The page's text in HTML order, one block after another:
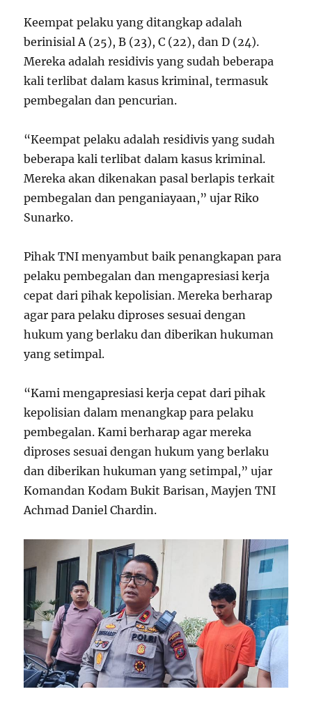
Keempat pelaku yang ditangkap adalah
berinisial A (25), B (23), C (22), dan D (24).
Mereka adalah residivis yang sudah beberapa
kali terlibat dalam kasus kriminal, termasuk
pembegalan dan pencurian.
“Keempat pelaku adalah residivis yang sudah
beberapa kali terlibat dalam kasus kriminal.
Mereka akan dikenakan pasal berlapis terkait
pembegalan dan penganiayaan,” ujar Riko
Sunarko.
Pihak TNI menyambut baik penangkapan para
pelaku pembegalan dan mengapresiasi kerja
cepat dari pihak kepolisian. Mereka berharap
agar para pelaku diproses sesuai dengan
hukum yang berlaku dan diberikan hukuman
yang setimpal.
“Kami mengapresiasi kerja cepat dari pihak
kepolisian dalam menangkap para pelaku
pembegalan. Kami berharap agar mereka
diproses sesuai dengan hukum yang berlaku
dan diberikan hukuman yang setimpal,” ujar
Komandan Kodam Bukit Barisan, Mayjen TNI
Achmad Daniel Chardin.